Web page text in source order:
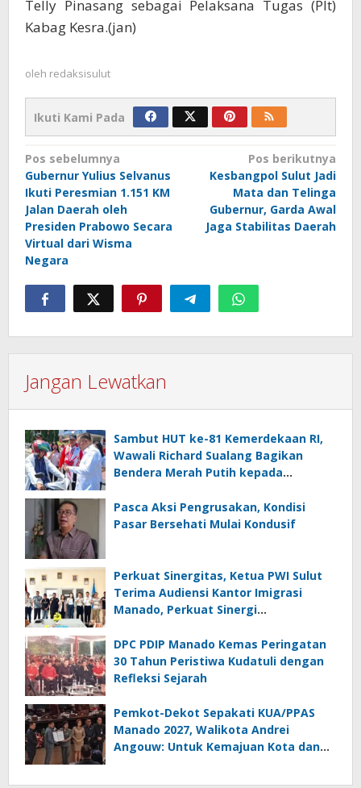
Telly Pinasang sebagai Pelaksana Tugas (Plt)
Kabag Kesra.(jan)
oleh redaksisulut
Ikuti Kami Pada
Navigasi
pos
Pos sebelumnya
Gubernur Yulius Selvanus
Ikuti Peresmian 1.151 KM
Jalan Daerah oleh
Presiden Prabowo Secara
Virtual dari Wisma
Negara
Pos berikutnya
Kesbangpol Sulut Jadi
Mata dan Telinga
Gubernur, Garda Awal
Jaga Stabilitas Daerah
Jangan Lewatkan
Sambut HUT ke-81 Kemerdekaan RI,
Wawali Richard Sualang Bagikan
Bendera Merah Putih kepada
Pasca Aksi Pengrusakan, Kondisi
Pasar Bersehati Mulai Kondusif
Perkuat Sinergitas, Ketua PWI Sulut
Terima Audiensi Kantor Imigrasi
Manado, Perkuat Sinergi
Keimigrasian
DPC PDIP Manado Kemas Peringatan
30 Tahun Peristiwa Kudatuli dengan
Refleksi Sejarah
Pemkot-Dekot Sepakati KUA/PPAS
Manado 2027, Walikota Andrei
Angouw: Untuk Kemajuan Kota dan